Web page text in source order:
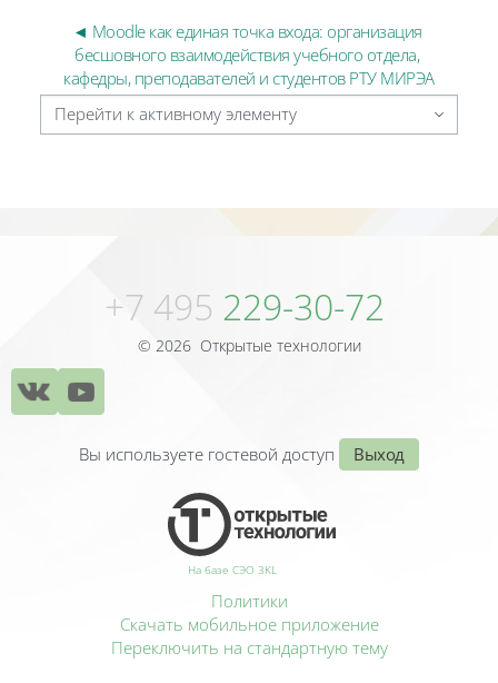
◄ Moodle как единая точка входа: организация
бесшовного взаимодействия учебного отдела,
кафедры, преподавателей и студентов РТУ МИРЭА
Перейти к активному элементу
+7 495 229-30-72
© 2026 Открытые технологии
Вы используете гостевой доступ Выход
На базе СЭО 3KL
Политики
Скачать мобильное приложение
Переключить на стандартную тему